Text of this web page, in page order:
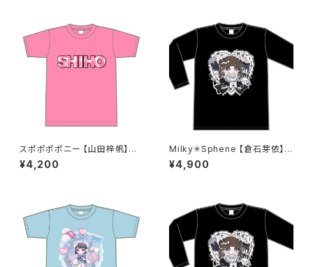
スポポポポニー 【山田梓帆】生
誕祭Tシャツ XXL〜XXXLサイ
ズ
¥4,200
Milky✳︎Sphene 【倉石芽依】生
誕祭ロンT S〜XLサイズ
¥4,900